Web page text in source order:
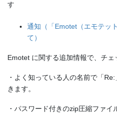
す
通知（「Emotet（エモテッ
て）
Emotet に関する追加情報で、チェ
・よく知っている人の名前で「
きます。
・パスワード付きのzip圧縮ファ